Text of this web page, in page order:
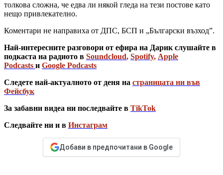
толкова сложна, че едва ли някой гледа на тези постове като
нещо привлекателно.
Коментари не направиха от ДПС, БСП и „Български възход”.
Най-интересните разговори от ефира на Дарик слушайте в
подкаста на радиото в Soundcloud, Spotify, Apple
Podcasts и Google Podcasts
Следете най-актуалното от деня на страницата ни във
Фейсбук
За забавни видеа ни последвайте в TikTok
Следвайте ни и в Инстаграм
Добави в предпочитани в Google